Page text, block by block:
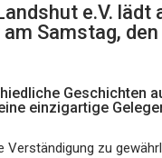
e.V. lädt
Samstag, den
Geschichten
einzigartige
zu